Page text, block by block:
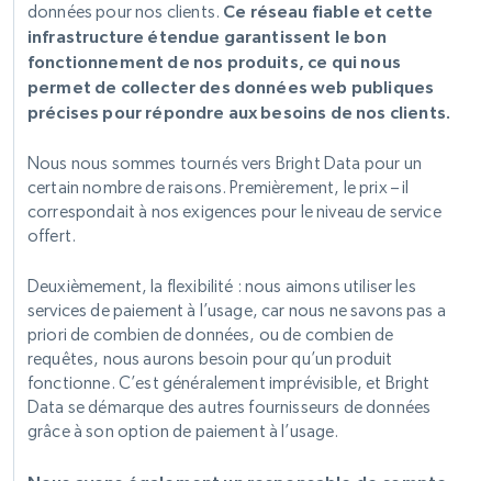
données pour nos clients. Ce réseau fiable et cette
infrastructure étendue garantissent le bon
fonctionnement de nos produits, ce qui nous
permet de collecter des données web publiques
précises pour répondre aux besoins de nos clients.
Nous nous sommes tournés vers Bright Data pour un
certain nombre de raisons. Premièrement, le prix – il
correspondait à nos exigences pour le niveau de service
offert.
Deuxièmement, la flexibilité : nous aimons utiliser les
services de paiement à l’usage, car nous ne savons pas a
priori de combien de données, ou de combien de
requêtes, nous aurons besoin pour qu’un produit
fonctionne. C’est généralement imprévisible, et Bright
Data se démarque des autres fournisseurs de données
grâce à son option de paiement à l’usage.